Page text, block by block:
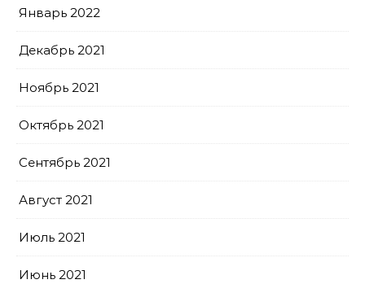
Январь 2022
Декабрь 2021
Ноябрь 2021
Октябрь 2021
Сентябрь 2021
Август 2021
Июль 2021
Июнь 2021